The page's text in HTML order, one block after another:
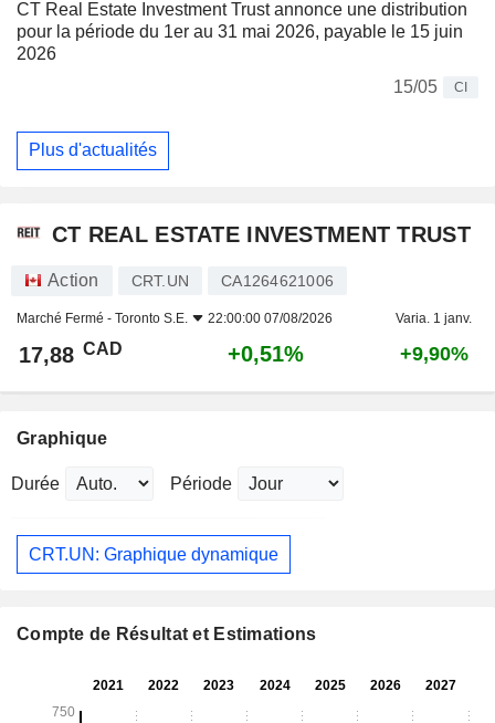
CT Real Estate Investment Trust annonce une distribution
pour la période du 1er au 31 mai 2026, payable le 15 juin
2026
15/05
CI
Plus d'actualités
CT REAL ESTATE INVESTMENT TRUST
Action CRT.UN CA1264621006
Marché Fermé - Toronto S.E. 22:00:00 07/08/2026 Varia. 1 janv.
17,88 CAD +0,51% +9,90%
Graphique
Durée Période
CRT.UN: Graphique dynamique
Compte de Résultat et Estimations